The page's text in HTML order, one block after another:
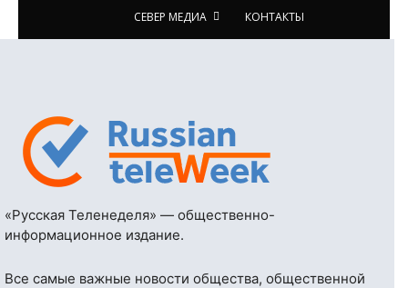
СЕВЕР МЕДИА КОНТАКТЫ
«Русская Теленеделя» — общественно-
информационное издание.
Все самые важные новости общества, общественной